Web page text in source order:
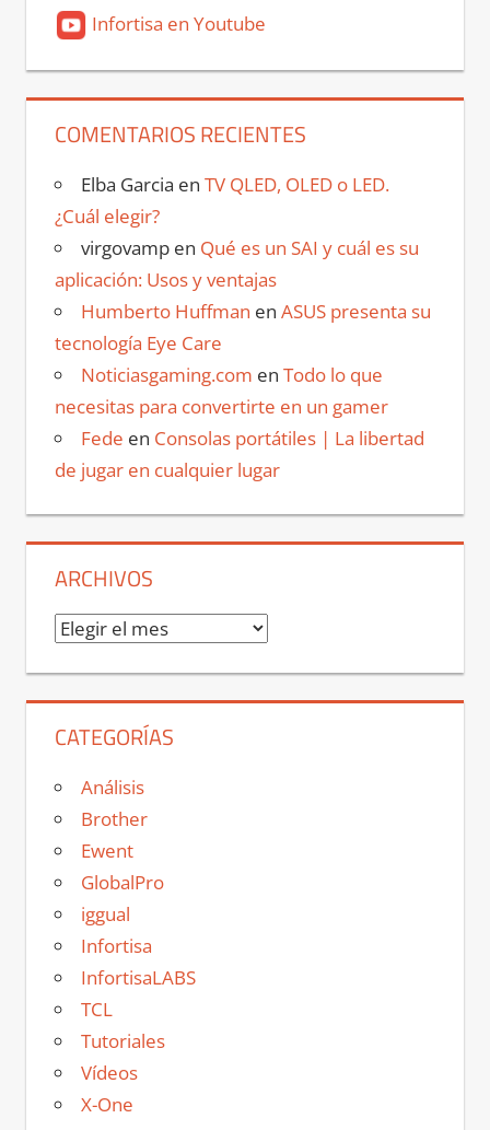
Infortisa en Youtube
COMENTARIOS RECIENTES
Elba Garcia en TV QLED, OLED o LED.
¿Cuál elegir?
virgovampen Qué es un SAI y cuál es su
aplicación: Usos y ventajas
Humberto Huffman en ASUS presenta su
tecnología Eye Care
Noticiasgaming.com en Todo lo que
necesitas para convertirte en un gamer
Fede en Consolas portátiles | La libertad
de jugar en cualquier lugar
ARCHIVOS
Archivos
CATEGORÍAS
Análisis
Brother
Ewent
GlobalPro
iggual
Infortisa
InfortisaLABS
TCL
Tutoriales
Vídeos
X-One